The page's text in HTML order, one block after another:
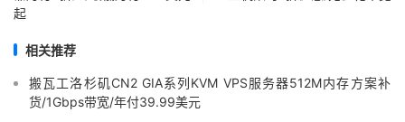
起
相关推荐
搬瓦工洛杉矶CN2 GIA系列KVM VPS服务器512M内存方案补
货/1Gbps带宽/年付39.99美元